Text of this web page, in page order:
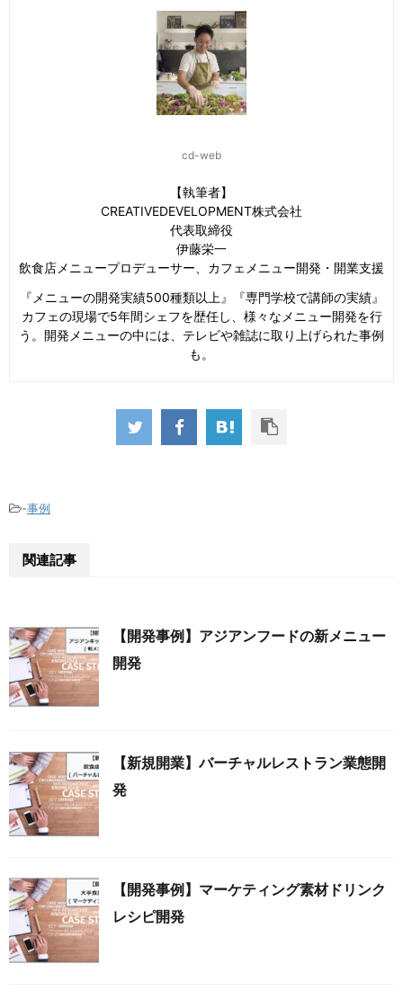
cd-web
【執筆者】
CREATIVEDEVELOPMENT株式会社
代表取締役
伊藤栄一
飲食店メニュープロデューサー、カフェメニュー開発・開業支援
『メニューの開発実績500種類以上』『専門学校で講師の実績』
カフェの現場で5年間シェフを歴任し、様々なメニュー開発を行
う。開発メニューの中には、テレビや雑誌に取り上げられた事例
も。
-事例
関連記事
【開発事例】アジアンフードの新メニュー
開発
【新規開業】バーチャルレストラン業態開
発
【開発事例】マーケティング素材ドリンク
レシピ開発